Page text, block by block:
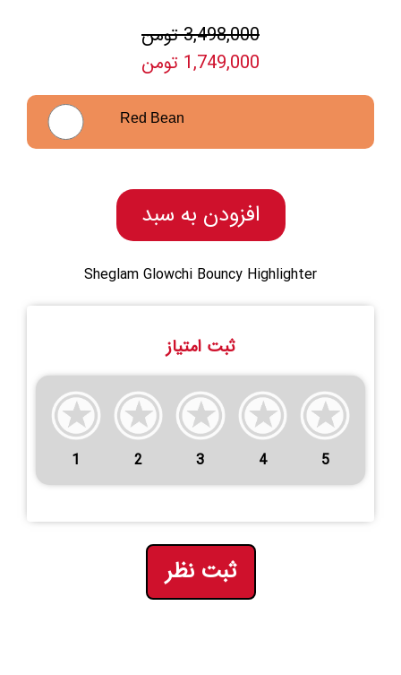
3,498,000 تومن
1,749,000 تومن
Red Bean
افزودن به سبد
Sheglam Glowchi Bouncy Highlighter
ثبت امتیاز
1 2 3 4 5
ثبت نظر